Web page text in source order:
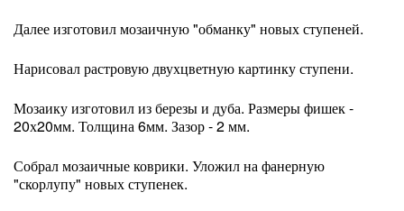
Далее изготовил мозаичную "обманку" новых ступеней.
Нарисовал растровую двухцветную картинку ступени.
Мозаику изготовил из березы и дуба. Размеры фишек -
20х20мм. Толщина 6мм. Зазор - 2 мм.
Собрал мозаичные коврики. Уложил на фанерную
"скорлупу" новых ступенек.